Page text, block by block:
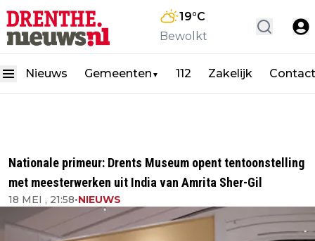
19°C
Bewolkt
Nieuws Gemeenten ▼ 112 Zakelijk Contact
Nationale primeur: Drents Museum opent tentoonstelling
met meesterwerken uit India van Amrita Sher-Gil
18 MEI , 21:58•NIEUWS